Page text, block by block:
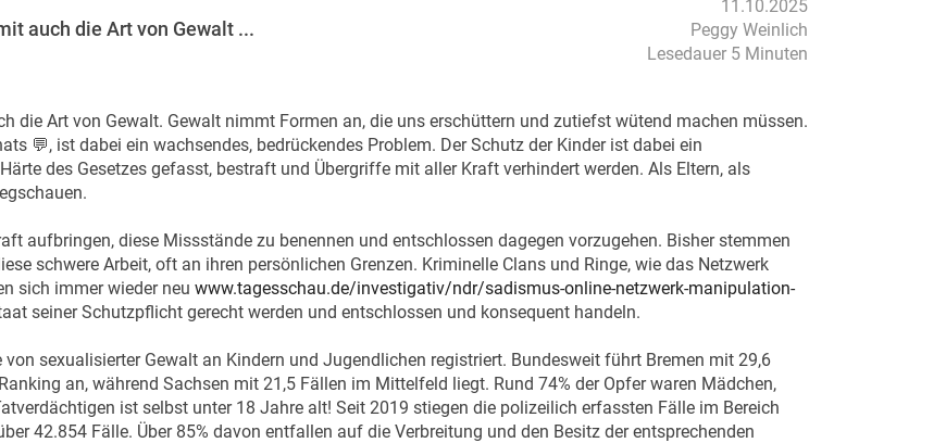
auch die Art von Gewalt ...
11.10.2025
Peggy Weinlich
Lesedauer 5 Minuten
die Art von Gewalt. Gewalt nimmt Formen an, die uns erschüttern und zutiefst wütend machen müssen.
💬, ist dabei ein wachsendes, bedrückendes Problem. Der Schutz der Kinder ist dabei ein
des Gesetzes gefasst, bestraft und Übergriffe mit aller Kraft verhindert werden. Als Eltern, als
aufbringen, diese Missstände zu benennen und entschlossen dagegen vorzugehen. Bisher stemmen
schwere Arbeit, oft an ihren persönlichen Grenzen. Kriminelle Clans und Ringe, wie das Netzwerk
sich immer wieder neu www.tagesschau.de/investigativ/ndr/sadismus-online-netzwerk-manipulation-
seiner Schutzpflicht gerecht werden und entschlossen und konsequent handeln.
sexualisierter Gewalt an Kindern und Jugendlichen registriert. Bundesweit führt Bremen mit 29,6
an, während Sachsen mit 21,5 Fällen im Mittelfeld liegt. Rund 74% der Opfer waren Mädchen,
ist selbst unter 18 Jahre alt! Seit 2019 stiegen die polizeilich erfassten Fälle im Bereich
42.854 Fälle. Über 85% davon entfallen auf die Verbreitung und den Besitz der entsprechenden